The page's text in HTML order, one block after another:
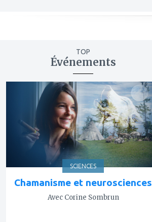
TOP
Événements
favoris
SCIENCES
Chamanisme et neurosciences
Avec Corine Sombrun